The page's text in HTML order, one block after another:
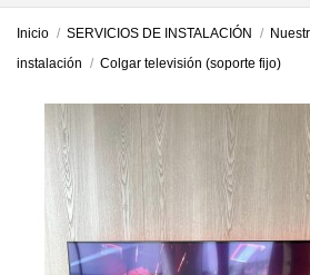
Inicio SERVICIOS DE INSTALACIÓN
instalación
Colgar televisión (soporte fijo)